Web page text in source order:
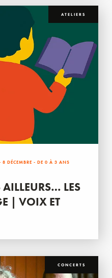
ATELIERS
8 DÉCEMBRE - DE 0 À 3 ANS
AILLEURS… LES
| VOIX ET
CONCERTS